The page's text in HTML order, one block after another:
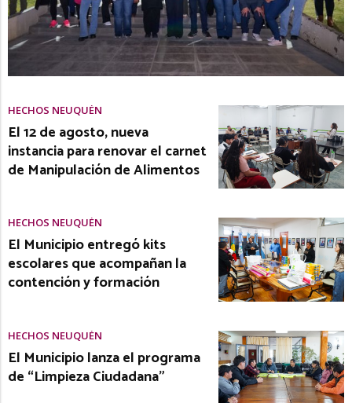
HECHOS NEUQUÉN
El 12 de agosto, nueva
instancia para renovar el carnet
de Manipulación de Alimentos
HECHOS NEUQUÉN
El Municipio entregó kits
escolares que acompañan la
contención y formación
HECHOS NEUQUÉN
El Municipio lanza el programa
de “Limpieza Ciudadana”